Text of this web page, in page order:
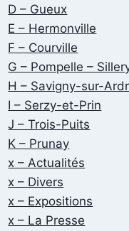
D – Gueux
E – Hermonville
F – Courville
G – Pompelle –
H – Savigny-sur-
I – Serzy-et-Prin
J – Trois-Puits
K – Prunay
x – Actualités
x – Divers
x – Expositions
x – La Presse